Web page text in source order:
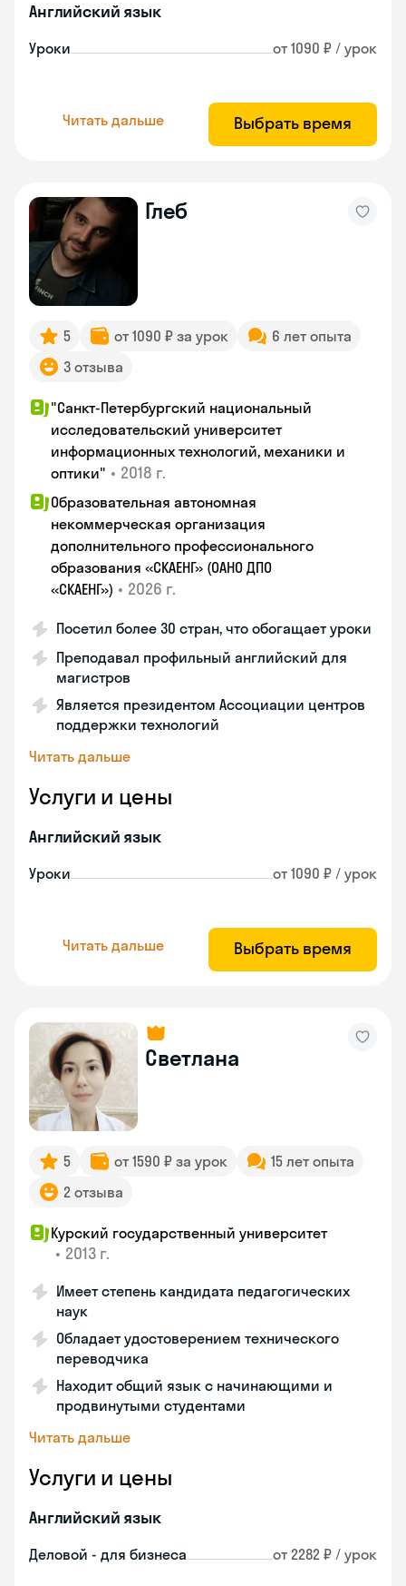
Английский язык
Уроки от 1090 ₽ / урок
Читать дальше Выбрать время
Глеб
5 от 1090 ₽ за урок
6 лет опыта
3 отзыва
"Санкт-Петербургский национальный
исследовательский университет
информационных технологий, механики и
оптики" • 2018 г.
Образовательная автономная
некоммерческая организация
дополнительного профессионального
образования «СКАЕНГ» (ОАНО ДПО
«СКАЕНГ») • 2026 г.
Посетил более 30 стран, что обогащает уроки
Преподавал профильный английский для
магистров
Является президентом Ассоциации центров
поддержки технологий
Читать дальше
Услуги и цены
Английский язык
Уроки от 1090 ₽ / урок
Читать дальше Выбрать время
Светлана
5 от 1590 ₽ за урок
15 лет опыта
2 отзыва
Курский государственный университет
• 2013 г.
Имеет степень кандидата педагогических
наук
Обладает удостоверением технического
переводчика
Находит общий язык с начинающими и
продвинутыми студентами
Читать дальше
Услуги и цены
Английский язык
Деловой - для бизнеса от 2282 ₽ / урок